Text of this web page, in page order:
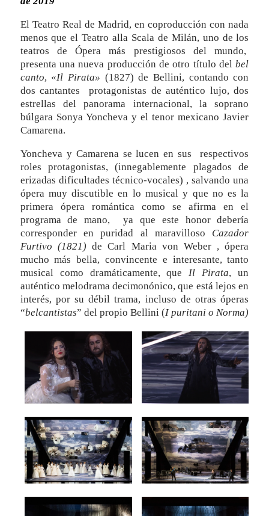
El Teatro Real de Madrid, en coproducción con nada
menos que el Teatro alla Scala de Milán, uno de los
teatros de Ópera más prestigiosos del mundo,
presenta una nueva producción de otro título delbel
canto, «Il Pirata» (1827) de Bellini, contando con
dos cantantes protagonistas de auténtico lujo, dos
estrellas del panorama internacional, la soprano
búlgara Sonya Yoncheva y el tenor mexicano Javier
Camarena.
Yoncheva y Camarena se lucen en sus respectivos
roles protagonistas, (innegablemente plagados de
erizadas dificultades técnico-vocales) , salvando una
ópera muy discutible en lo musical y que no es la
primera ópera romántica como se afirma en el
programa de mano, ya que este honor debería
corresponder en puridad al maravilloso Cazador
Furtivo (1821)de Carl Maria von Weber , ópera
mucho más bella, convincente e interesante, tanto
musical como dramáticamente, queIl Pirata, un
auténtico melodrama decimonónico, que está lejos en
interés, por su débil trama, incluso de otras óperas
“belcantistas” del propio Bellini (I puritani o Norma)